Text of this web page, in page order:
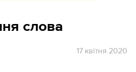
слова
17 квітня 2020